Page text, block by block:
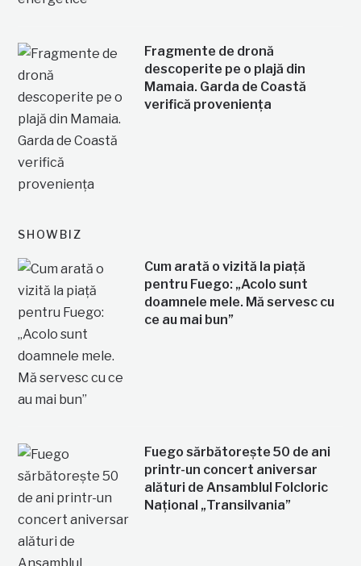
Fragmente de dronă
descoperite pe o plajă din
Mamaia. Garda de Coastă
verifică proveniența
SHOWBIZ
Cum arată o vizită la piață
pentru Fuego: „Acolo sunt
doamnele mele. Mă servesc cu
ce au mai bun”
Fuego sărbătorește 50 de ani
printr-un concert aniversar
alături de Ansamblul Folcloric
Național „Transilvania”